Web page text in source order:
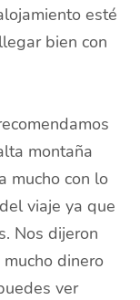
esté
bien con
montaña
mucho con lo
viaje ya que
Nos dijeron
dinero
ver